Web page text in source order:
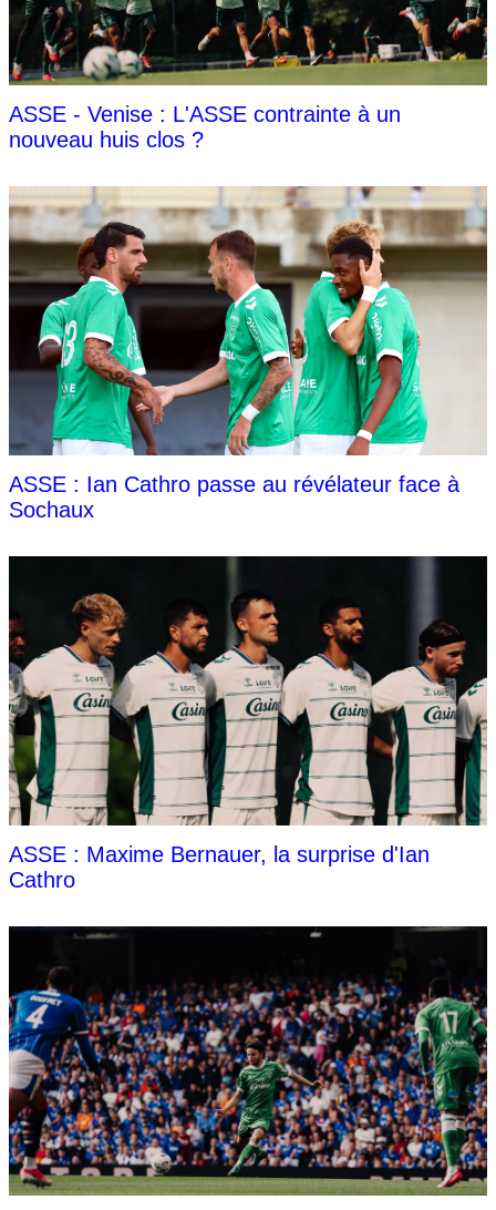
ASSE - Venise : L'ASSE contrainte à un
nouveau huis clos ?
ASSE : Ian Cathro passe au révélateur face à
Sochaux
ASSE : Maxime Bernauer, la surprise d'Ian
Cathro